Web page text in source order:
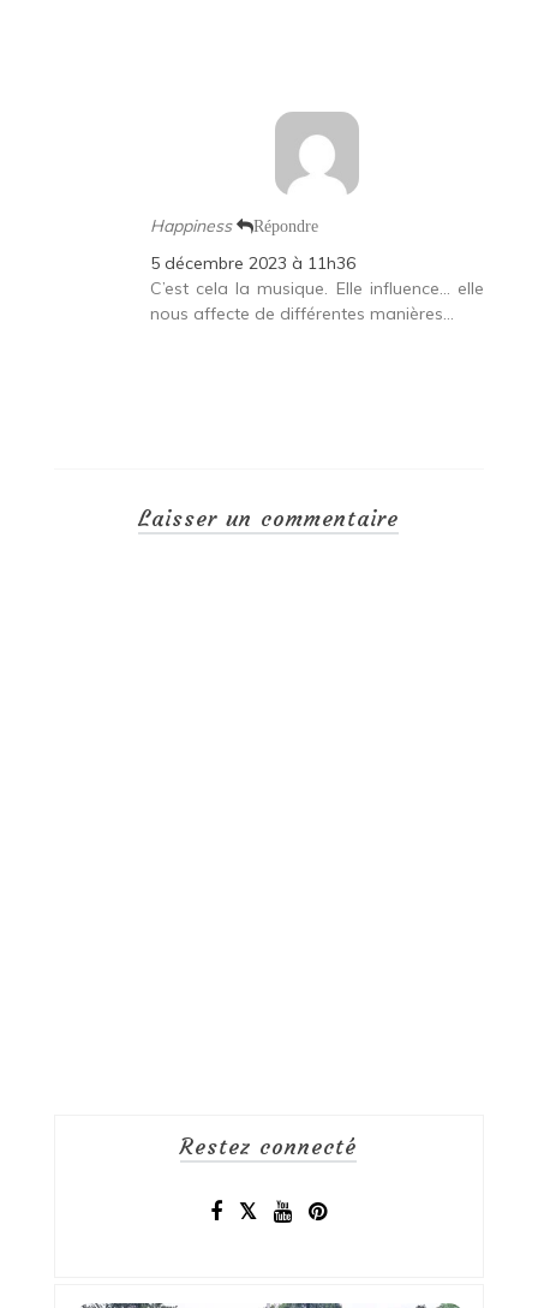
Happiness Répondre
5 décembre 2023 à 11h36
C’est cela la musique. Elle influence… elle
nous affecte de différentes manières…
Laisser un commentaire
Restez connecté